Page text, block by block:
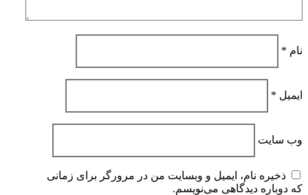
نام *
ایمیل *
وب‌ سایت
ذخیره نام، ایمیل و وبسایت من در مرورگر برای زمانی
که دوباره دیدگاهی می‌نویسم.